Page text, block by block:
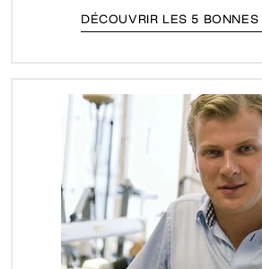
DÉCOUVRIR LES 5 BONNES